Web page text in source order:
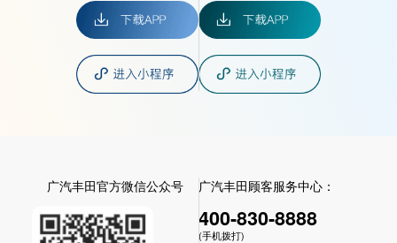
广汽丰田官方微信公众号 广汽丰田顾客服务中心：
400-830-8888
(手机拨打)